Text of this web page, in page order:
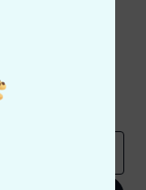
gewinne mit
jeweils